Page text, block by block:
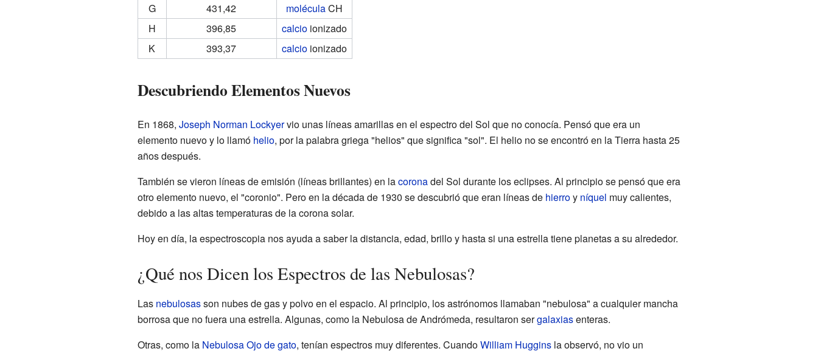
G
431,42 moléculaCH
H
396,85 calcioionizado
K
393,37 calcioionizado
Descubriendo Elementos Nuevos
En 1868, Joseph Norman Lockyervio unas líneas amarillas en el espectro del Sol que no conocía. Pensó que era un
elemento nuevo y lo llamó helio, por la palabra griega "helios" que significa "sol". El helio no se encontró en la Tierra hasta 25
años después.
También se vieron líneas de emisión (líneas brillantes) en lacoronadel Sol durante los eclipses. Al principio se pensó que era
otro elemento nuevo, el "coronio". Pero en la década de 1930 se descubrió que eran líneas de hierroy níquel muy calientes,
debido a las altas temperaturas de la corona solar.
Hoy en día, la espectroscopia nos ayuda a saber la distancia, edad, brillo y hasta si una estrella tiene planetas a su alrededor.
¿Qué nos Dicen los Espectros de las Nebulosas?
Las nebulosasson nubes de gas y polvo en el espacio. Al principio, los astrónomos llamaban "nebulosa" a cualquier mancha
borrosa que no fuera una estrella. Algunas, como la Nebulosa de Andrómeda, resultaron sergalaxiasenteras.
Otras, como la Nebulosa Ojo de gato, tenían espectros muy diferentes. CuandoWilliam Hugginsla observó, no vio un